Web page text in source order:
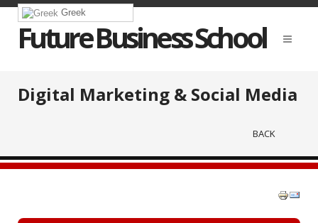
Greek
Future Business School
Digital Marketing & Social Media
BACK